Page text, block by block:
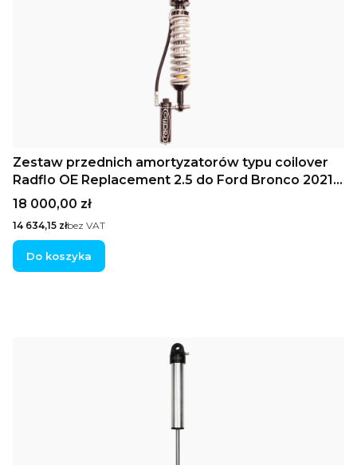
Zestaw przednich amortyzatorów typu coilover
Radflo OE Replacement 2.5 do Ford Bronco 2021+
ze zdalnymi zbiornikami olej-gazowymi, regulacją
tłumienia i wydłużonym skokiem (do użytku z
aftermarketowymi górnymi wahaczami UCA)
Cena
18 000,00 zł
Cena
14 634,15 złbez VAT
Do koszyka